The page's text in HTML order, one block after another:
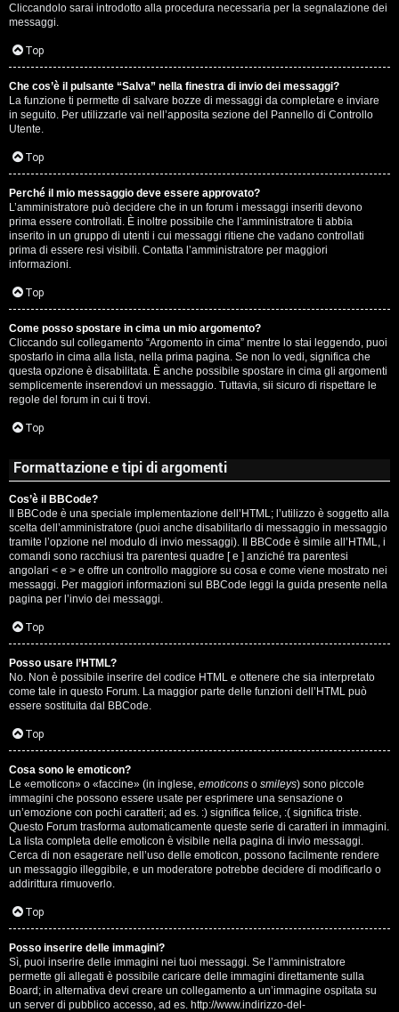
Cliccandolo sarai introdotto alla procedura necessaria per la segnalazione dei
messaggi.
Top
Che cos’è il pulsante “Salva” nella finestra di invio dei messaggi?
La funzione ti permette di salvare bozze di messaggi da completare e inviare
in seguito. Per utilizzarle vai nell’apposita sezione del Pannello di Controllo
Utente.
Top
Perché il mio messaggio deve essere approvato?
L’amministratore può decidere che in un forum i messaggi inseriti devono
prima essere controllati. È inoltre possibile che l’amministratore ti abbia
inserito in un gruppo di utenti i cui messaggi ritiene che vadano controllati
prima di essere resi visibili. Contatta l’amministratore per maggiori
informazioni.
Top
Come posso spostare in cima un mio argomento?
Cliccando sul collegamento “Argomento in cima” mentre lo stai leggendo, puoi
spostarlo in cima alla lista, nella prima pagina. Se non lo vedi, significa che
questa opzione è disabilitata. È anche possibile spostare in cima gli argomenti
semplicemente inserendovi un messaggio. Tuttavia, sii sicuro di rispettare le
regole del forum in cui ti trovi.
Top
Formattazione e tipi di argomenti
Cos’è il BBCode?
Il BBCode è una speciale implementazione dell’HTML; l’utilizzo è soggetto alla
scelta dell’amministratore (puoi anche disabilitarlo di messaggio in messaggio
tramite l’opzione nel modulo di invio messaggi). Il BBCode è simile all’HTML, i
comandi sono racchiusi tra parentesi quadre [ e ] anziché tra parentesi
angolari < e > e offre un controllo maggiore su cosa e come viene mostrato nei
messaggi. Per maggiori informazioni sul BBCode leggi la guida presente nella
pagina per l’invio dei messaggi.
Top
Posso usare l’HTML?
No. Non è possibile inserire del codice HTML e ottenere che sia interpretato
come tale in questo Forum. La maggior parte delle funzioni dell’HTML può
essere sostituita dal BBCode.
Top
Cosa sono le emoticon?
Le «emoticon» o «faccine» (in inglese, emoticons o smileys) sono piccole
immagini che possono essere usate per esprimere una sensazione o
un’emozione con pochi caratteri; ad es. :) significa felice, :( significa triste.
Questo Forum trasforma automaticamente queste serie di caratteri in immagini.
La lista completa delle emoticon è visibile nella pagina di invio messaggi.
Cerca di non esagerare nell’uso delle emoticon, possono facilmente rendere
un messaggio illeggibile, e un moderatore potrebbe decidere di modificarlo o
addirittura rimuoverlo.
Top
Posso inserire delle immagini?
Sì, puoi inserire delle immagini nei tuoi messaggi. Se l’amministratore
permette gli allegati è possibile caricare delle immagini direttamente sulla
Board; in alternativa devi creare un collegamento a un’immagine ospitata su
un server di pubblico accesso, ad es. http://www.indirizzo-del-
r
a
t
e
c
o
n
G
i
g
i
D
'
A
g
o
s
t
i
n
o
R
i
f
l
e
s
s
i
o
n
i